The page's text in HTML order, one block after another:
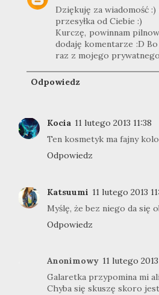
Dziękuję za wiadomość
przesyłka od Ciebie :)
Kurczę, powinnam
dodaję komentarze :D
raz z mojego
Odpowiedz
Kocia 11 lutego 2013 11:38
Ten kosmetyk ma fajny
Odpowiedz
Katsuumi 11 lutego 2013
Myślę, że bez niego da się
Odpowiedz
Anonimowy 11 lutego 2013
Galaretka przypomina mi
Chyba się skuszę skoro